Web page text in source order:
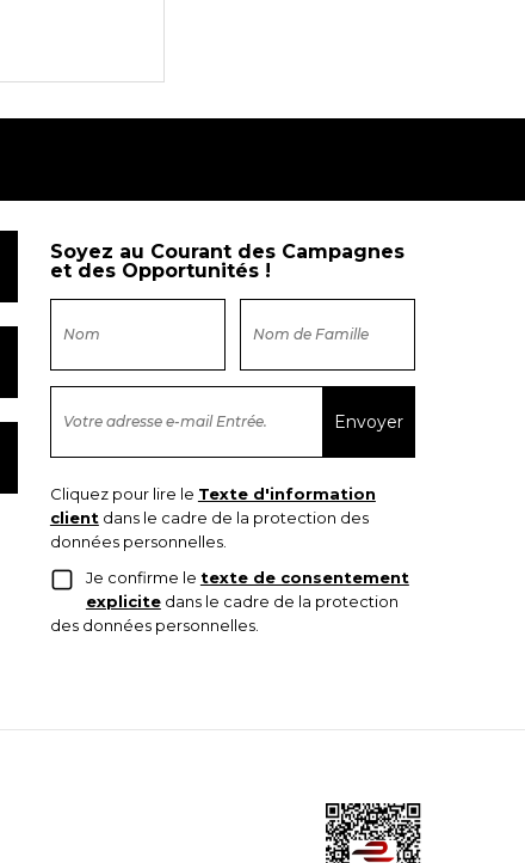
Soyez au Courant des Campagnes
et des Opportunités !
Cliquez pour lire le Texte d'information
clientdans le cadre de la protection des
données personnelles.
Je confirme le texte de consentement
explicitedans le cadre de la protection
des données personnelles.